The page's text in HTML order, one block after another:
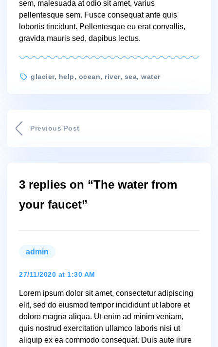
sem, malesuada at odio sit amet, varius
pellentesque sem. Fusce consequat ante quis
lobortis tincidunt. Pellentesque eu erat convallis,
gravida mauris sed, dapibus lectus.
Tagsglacier, help, ocean, river, sea, water
Previous Post
3 replies on “The water from
your faucet”
admin
27/11/2020 at 1:30 AM
Lorem ipsum dolor sit amet, consectetur adipiscing
elit, sed do eiusmod tempor incididunt ut labore et
dolore magna aliqua. Ut enim ad minim veniam,
quis nostrud exercitation ullamco laboris nisi ut
aliquip ex ea commodo consequat. Duis aute irure